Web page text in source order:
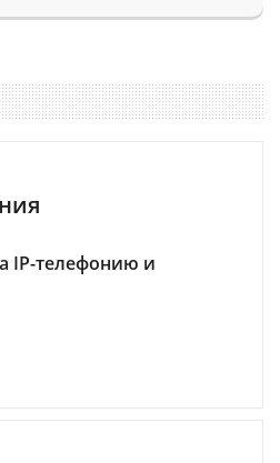
IP-телефонию и